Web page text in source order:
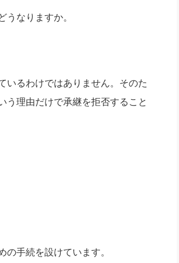
なりますか。
いるわけではありません。そのた
う理由だけで承継を拒否すること
手続を設けています。